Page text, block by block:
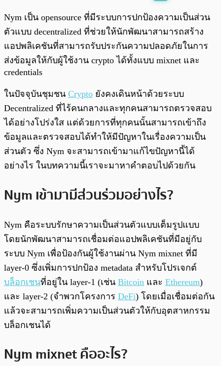
พร้อมเล่น / 0:00
Nym เป็น opensource ที่มีระบบการปกป้องความเป็นส่วน
ตัวแบบ decentralized ที่ช่วยให้นักพัฒนาสามารถสร้าง
แอปพลิเคชันที่สามารถรับประกันความปลอดภัยในการ
ส่งข้อมูลให้กับผู้ใช้งาน crypto ได้ทั้งแบบ mixnet และ
credentials
ในปัจจุบันชุมชน Crypto ยังคงเดินหน้าด้วยระบบ
Decentralized ที่ไร้คนกลางและทุกคนสามารถตรวจสอบ
ได้อย่างโปร่งใส แต่ด้วยการที่ทุกคนนั้นสามารถเข้าถึง
ข้อมูลและตรวจสอบได้ทำให้มีปัญหาในเรื่องความเป็น
ส่วนตัว ซึ่ง Nym จะสามารถเข้ามาแก้ไขปัญหานี้ได้
อย่างไร ในบทความนี้เราจะมาหาคำตอบไปด้วยกัน
Nym เข้ามามีส่วนร่วมอย่างไร?
Nym คือระบบรักษาความเป็นส่วนตัวแบบเต็มรูปแบบ
โดยนักพัฒนาสามารถเชื่อมต่อแอปพลิเคชันที่มีอยู่กับ
ระบบ Nym เพื่อป้องกันผู้ใช้งานผ่าน Nym mixnet ที่มี
layer-0 ซึ่งเพิ่มการปกป้อง metadata สำหรับโปรเจกต์
บล็อกเชนที่อยู่ใน layer-1 (เช่น Bitcoin และ Ethereum)
และ layer-2 (จำพวกโครงการ DeFi) โดยเมื่อเชื่อมต่อกัน
แล้วจะสามารถเพิ่มความเป็นส่วนตัวให้กับอุตสาหกรรม
บล็อกเชนได้
Nym mixnet คืออะไร?